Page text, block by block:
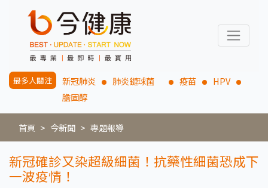
最多人關注 新冠肺炎 肺炎鏈球菌 疫苗
HPV
膽固醇
首頁 今新聞 專題報導
新冠確診又染超級細菌！抗藥性細菌恐成下
一波疫情！